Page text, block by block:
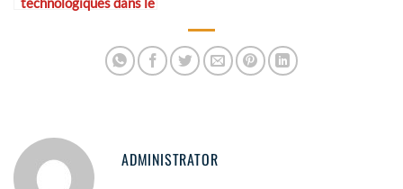
ADMINISTRATOR